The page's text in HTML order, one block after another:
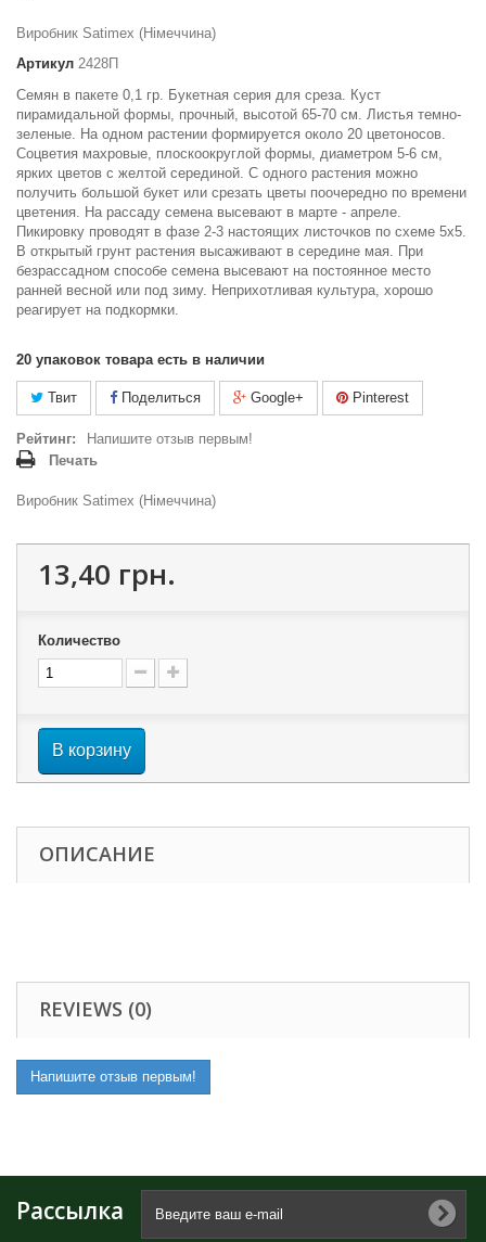
Виробник Satimex (Німеччина)
Артикул 2428П
Семян в пакете 0,1 гр. Букетная серия для среза. Куст
пирамидальной формы, прочный, высотой 65-70 см. Листья темно-
зеленые. На одном растении формируется около 20 цветоносов.
Соцветия махровые, плоскоокруглой формы, диаметром 5-6 см,
ярких цветов с желтой серединой. С одного растения можно
получить большой букет или срезать цветы поочередно по времени
цветения. На рассаду семена высевают в марте - апреле.
Пикировку проводят в фазе 2-3 настоящих листочков по схеме 5x5.
В открытый грунт растения высаживают в середине мая. При
безрассадном способе семена высевают на постоянное место
ранней весной или под зиму. Неприхотливая культура, хорошо
реагирует на подкормки.
20 упаковок товара есть в наличии
Твит Поделиться Google+ Pinterest
Рейтинг:
Напишите отзыв первым!
Печать
Виробник Satimex (Німеччина)
13,40 грн.
Количество
В корзину
ОПИСАНИЕ
REVIEWS (0)
Напишите отзыв первым!
Рассылка